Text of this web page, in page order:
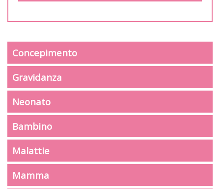
Concepimento
Gravidanza
Neonato
Bambino
Malattie
Mamma